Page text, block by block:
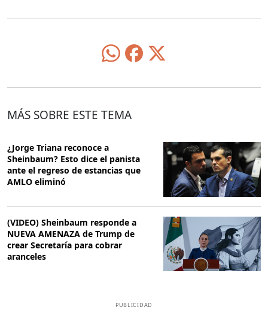
MÁS SOBRE ESTE TEMA
¿Jorge Triana reconoce a
Sheinbaum? Esto dice el panista
ante el regreso de estancias que
AMLO eliminó
(VIDEO) Sheinbaum responde a
NUEVA AMENAZA de Trump de
crear Secretaría para cobrar
aranceles
PUBLICIDAD